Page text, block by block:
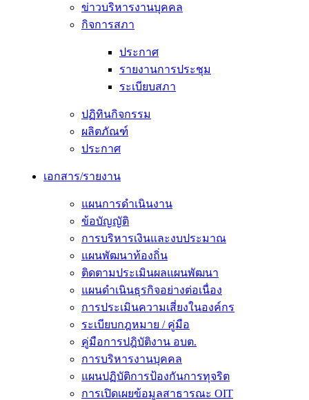
ข่าวบริหารงานบุคคล
กิจการสภา
ประกาศ
รายงานการประชุม
ระเบียบสภา
ปฏิทินกิจกรรม
ผลิตภัณฑ์
ประกาศ
เอกสาร/รายงาน
แผนการดำเนินงาน
ข้อบัญญัติ
การบริหารเงินและงบประมาณ
แผนพัฒนาท้องถิ่น
ติดตามประเมินผลแผนพัฒนา
แผนดำเนินธุรกิจอย่างต่อเนื่อง
การประเมินความเสี่ยงในองค์กร
ระเบียบกฎหมาย / คู่มือ
คู่มือการปฎิบัติงาน อบต.
การบริหารงานบุคคล
แผนปฏิบัติการป้องกันการทุจริต
การเปิดเผยข้อมูลสาธารณะ OIT